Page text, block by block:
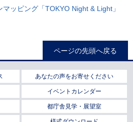
ッピング「TOKYO Night & Light」
ページの先頭へ戻る
あなたの声をお寄せください
イベントカレンダー
都庁舎見学・展望室